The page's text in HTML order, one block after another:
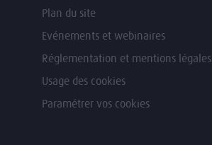
Plan du site
Evénements et webinaires
Réglementation et mentions légales
Usage des cookies
Paramétrer vos cookies